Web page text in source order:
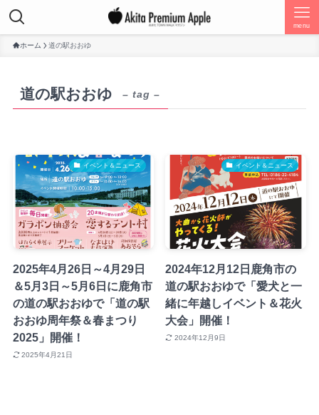
menu
ホーム 道の駅おおゆ
道の駅おおゆ – tag –
イベント＆ニュース
2025年4月26日～4月29日
＆5月3日～5月6日に鹿角市
の道の駅おおゆで「道の駅
おおゆ周年祭＆春まつり
2025」開催！
2025年4月21日
イベント＆ニュース
2024年12月12日鹿角市の
道の駅おおゆで「愛犬と一
緒に年越しイベント＆花火
大会」開催！
2024年12月9日